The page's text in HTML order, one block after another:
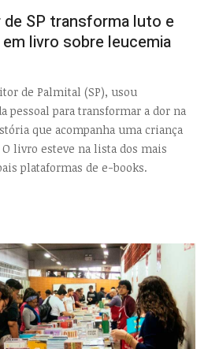
SP transforma luto e
livro sobre leucemia
de Palmital (SP), usou
pessoal para transformar a dor na
que acompanha uma criança
livro esteve na lista dos mais
plataformas de e-books.